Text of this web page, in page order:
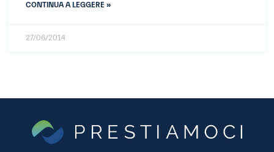
CONTINUA A LEGGERE »
27/06/2014